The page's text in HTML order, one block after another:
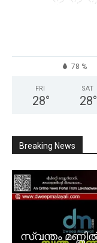
78 %
FRI
28°
SAT
28°
Breaking News
സ്വന്തം